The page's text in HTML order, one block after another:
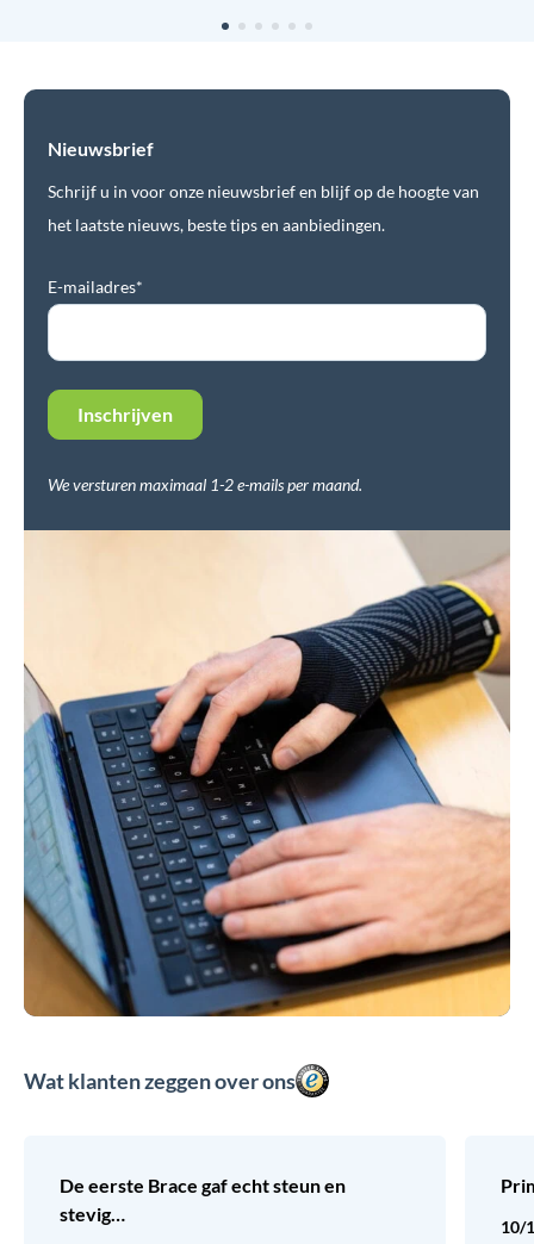
Nieuwsbrief
Schrijf u in voor onze nieuwsbrief en blijf op de hoogte van
het laatste nieuws, beste tips en aanbiedingen.
E-mailadres*
We versturen maximaal 1-2 e-mails per maand.
Wat klanten zeggen over ons
De eerste Brace gaf echt steun en
stevig…
10/